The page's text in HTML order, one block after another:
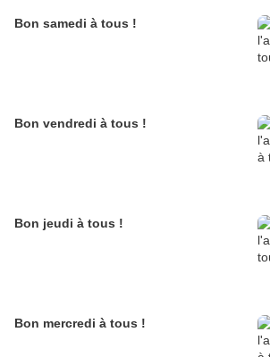
Bon samedi à tous !
Bon vendredi à tous !
Bon jeudi à tous !
Bon mercredi à tous !